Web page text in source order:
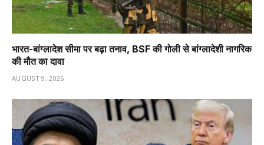
भारत-बांग्लादेश सीमा पर बढ़ा तनाव, BSF की गोली से बांग्लादेशी नागरिक
की मौत का दावा
AUGUST 9, 2026